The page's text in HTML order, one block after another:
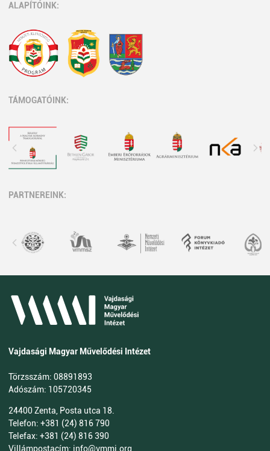
ALAPÍTÓINK:
TÁMOGATÓINK:
PARTNEREINK:
Vajdasági Magyar Művelődési Intézet
Törzsszám: 08891893
Adószám: 105720345
24400 Zenta, Posta utca 18.
Telefon: +381 (24) 816 790
Telefax: +381 (24) 816 390
Villámpostacím: info@vmmi.org